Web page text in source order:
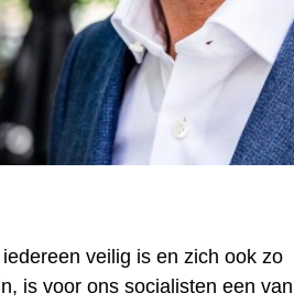
veilig is en zich ook zo
is voor ons socialisten een van